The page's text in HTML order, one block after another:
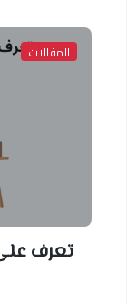
المقالات
تعرف